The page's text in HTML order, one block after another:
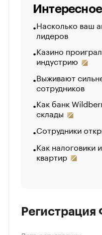
Насколько ваш
лидеров
Казино
индустрию
Выживают
сотрудников
Как банк
склады
Сотрудники
Как налоговики
квартир